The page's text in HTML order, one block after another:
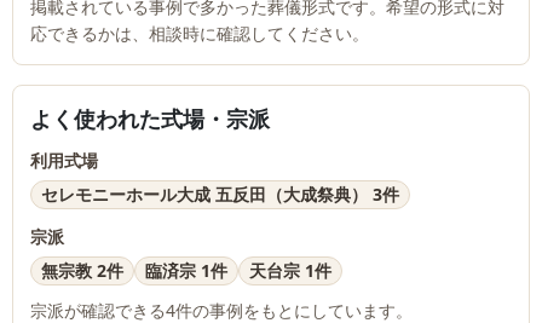
掲載されている事例で多かった葬儀形式です。希望の形式に対
応できるかは、相談時に確認してください。
よく使われた式場・宗派
利用式場
セレモニーホール大成 五反田（大成祭典） 3件
宗派
無宗教 2件
臨済宗 1件
天台宗 1件
宗派が確認できる4件の事例をもとにしています。